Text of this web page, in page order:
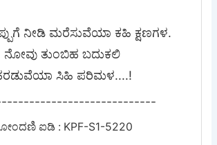
ನೀಡಿ ಮರೆಸುವೆಯಾ ಕಹಿ ಕ್ಷಣಗಳ.
ನೋವು ತುಂಬಿಹ ಬದುಕಲಿ
ಸಿಹಿ ಪರಿಮಳ....!
ಐಡಿ : KPF-S1-5220